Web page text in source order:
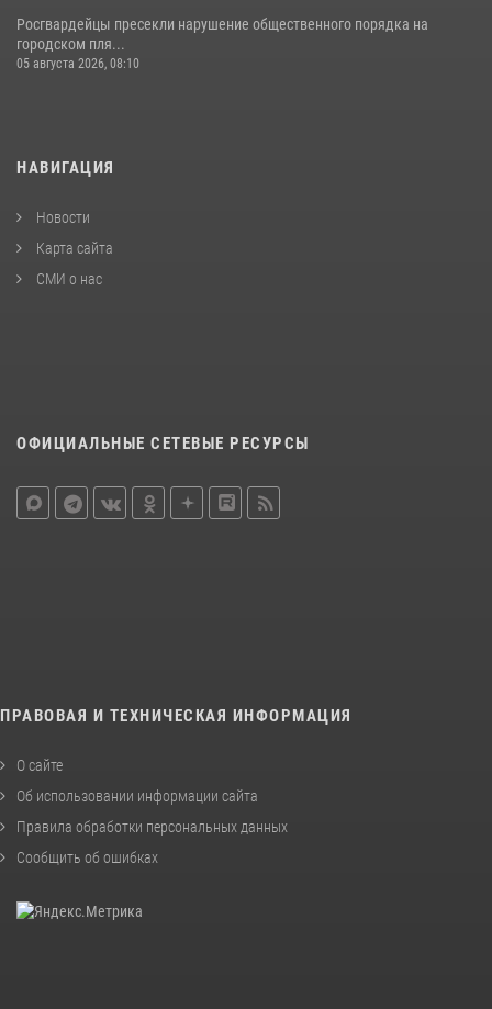
Росгвардейцы пресекли нарушение общественного порядка на
городском пля...
05 августа 2026, 08:10
НАВИГАЦИЯ
Новости
Карта сайта
СМИ о нас
ОФИЦИАЛЬНЫЕ СЕТЕВЫЕ РЕСУРСЫ
ПРАВОВАЯ И ТЕХНИЧЕСКАЯ ИНФОРМАЦИЯ
О сайте
Об использовании информации сайта
Правила обработки персональных данных
Сообщить об ошибках